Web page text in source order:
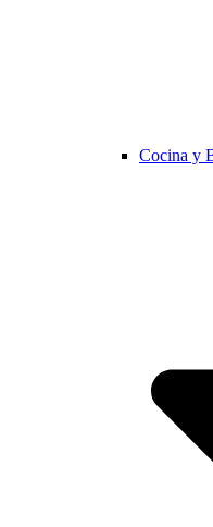
Cocina y